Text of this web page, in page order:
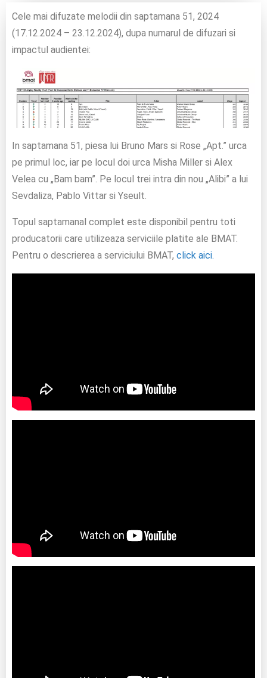
Cele mai difuzate melodii din saptamana 51, 2024
(17.12.2024 – 23.12.2024), dupa numarul de difuzari si
impactul audientei:
In saptamana 51, piesa lui Bruno Mars si Rose „Apt.” urca
pe primul loc, iar pe locul doi urca Misha Miller si Alex
Velea cu „Bam bam”. Pe locul trei intra din nou „Alibi” a lui
Sevdaliza, Pablo Vittar si Yseult.
Topul saptamanal complet este disponibil pentru toti
producatorii care utilizeaza serviciile platite ale BMAT.
Pentru o descrierea a serviciului BMAT, click aici.